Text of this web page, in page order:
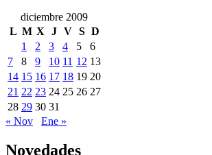
diciembre 2009
L M X J V S D
1
2 3 4 5
6
7
8 9 10 11 12 13
14 15 16 17 18 19 20
21 22 23 24 25 26 27
28 29 30 31
« Nov
Ene »
Novedades